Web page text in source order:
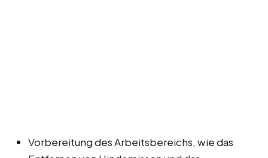
Vorbereitung des Arbeitsbereichs, wie das